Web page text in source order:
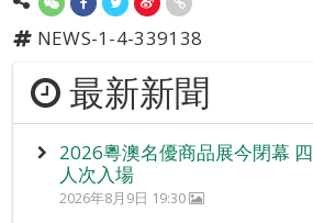
NEWS-1-4-339138
最新新聞
2026粵澳名優商品展今閉幕
人次入場
2026年8月9日 19:30